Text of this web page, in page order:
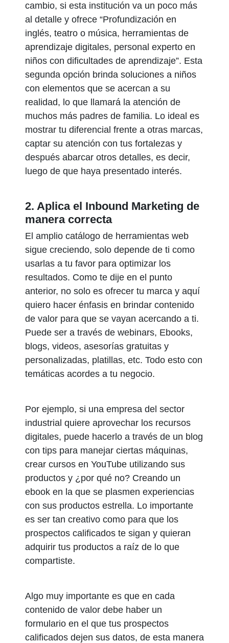
cambio, si esta institución va un poco más
al detalle y ofrece “Profundización en
inglés, teatro o música, herramientas de
aprendizaje digitales, personal experto en
niños con dificultades de aprendizaje”. Esta
segunda opción brinda soluciones a niños
con elementos que se acercan a su
realidad, lo que llamará la atención de
muchos más padres de familia. Lo ideal es
mostrar tu diferencial frente a otras marcas,
captar su atención con tus fortalezas y
después abarcar otros detalles, es decir,
luego de que haya presentado interés.
2. Aplica el Inbound Marketing de
manera correcta
El amplio catálogo de herramientas web
sigue creciendo, solo depende de ti como
usarlas a tu favor para optimizar los
resultados. Como te dije en el punto
anterior, no solo es ofrecer tu marca y aquí
quiero hacer énfasis en brindar contenido
de valor para que se vayan acercando a ti.
Puede ser a través de webinars, Ebooks,
blogs, videos, asesorías gratuitas y
personalizadas, platillas, etc. Todo esto con
temáticas acordes a tu negocio.
Por ejemplo, si una empresa del sector
industrial quiere aprovechar los recursos
digitales, puede hacerlo a través de un blog
con tips para manejar ciertas máquinas,
crear cursos en YouTube utilizando sus
productos y ¿por qué no? Creando un
ebook en la que se plasmen experiencias
con sus productos estrella. Lo importante
es ser tan creativo como para que los
prospectos calificados te sigan y quieran
adquirir tus productos a raíz de lo que
compartiste.
Algo muy importante es que en cada
contenido de valor debe haber un
formulario en el que tus prospectos
calificados dejen sus datos, de esta manera